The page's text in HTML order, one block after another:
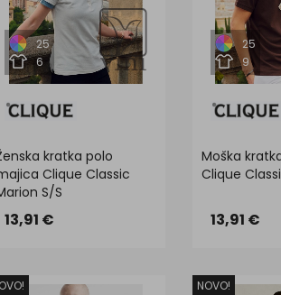
25
6
kratka polo
Clique Classic
S/S
13,91 €
25
9
Moška
Clique
13,91 €
NOVO!